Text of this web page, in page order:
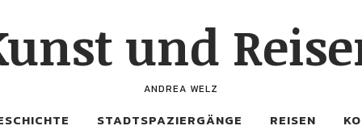
und
ANDREA WELZ
STADTSPAZIERGÄNGE REISEN